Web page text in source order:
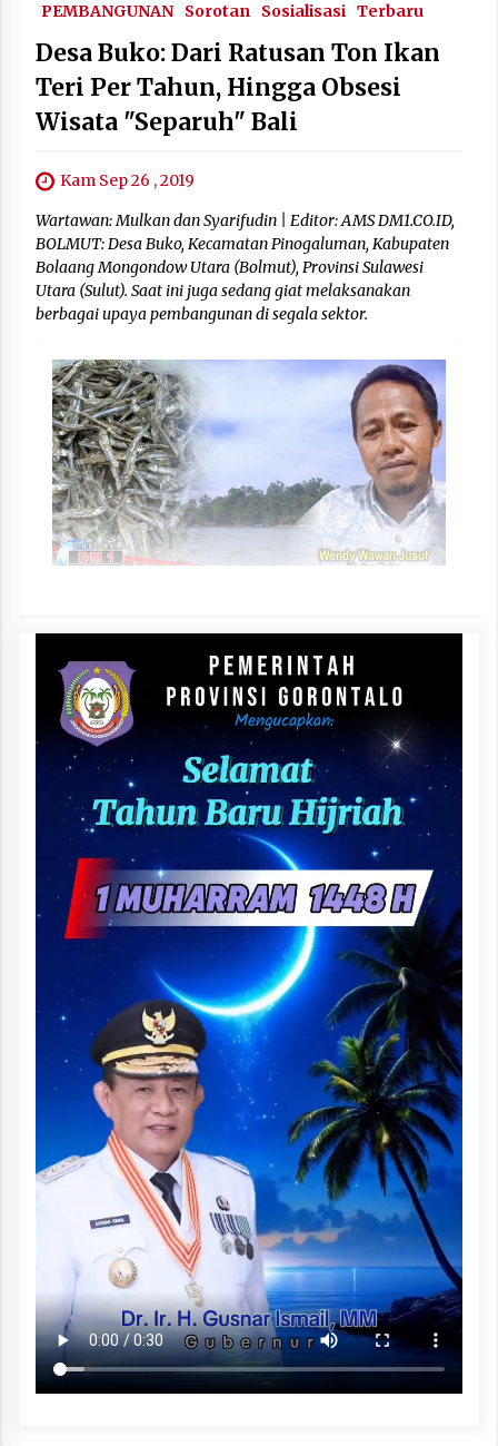
PEMBANGUNAN
Sorotan Sosialisasi Terbaru
Desa Buko: Dari Ratusan Ton Ikan
Teri Per Tahun, Hingga Obsesi
Wisata "Separuh" Bali
Kam Sep 26 , 2019
Wartawan: Mulkan dan Syarifudin | Editor: AMS DM1.CO.ID,
BOLMUT: Desa Buko, Kecamatan Pinogaluman, Kabupaten
Bolaang Mongondow Utara (Bolmut), Provinsi Sulawesi
Utara (Sulut). Saat ini juga sedang giat melaksanakan
berbagai upaya pembangunan di segala sektor.